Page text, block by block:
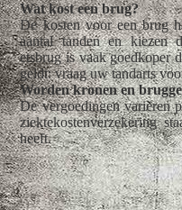
Wat kost een brug?
De kosten voor een brug
aantal tanden en kiezen
etsbrug is vaak goedkoper
geldt: vraag uw tandarts
Worden kronen en
De vergoedingen variëren
ziektekostenverzekering
heeft.